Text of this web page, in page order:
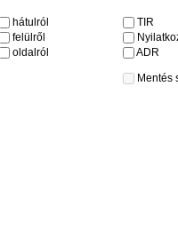
hátulról
felülről
oldalról
TIR
ADR
Mentés